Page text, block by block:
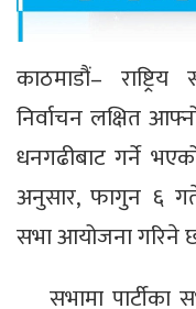
काठमाडौं–
निर्वाचन लक्षित
धनगढीबाट गर्ने
अनुसार, फागुन ६
सभा आयोजना गरिने
सभामा पार्टीका